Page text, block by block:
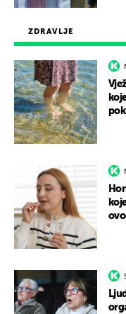
ZDRAVLJE